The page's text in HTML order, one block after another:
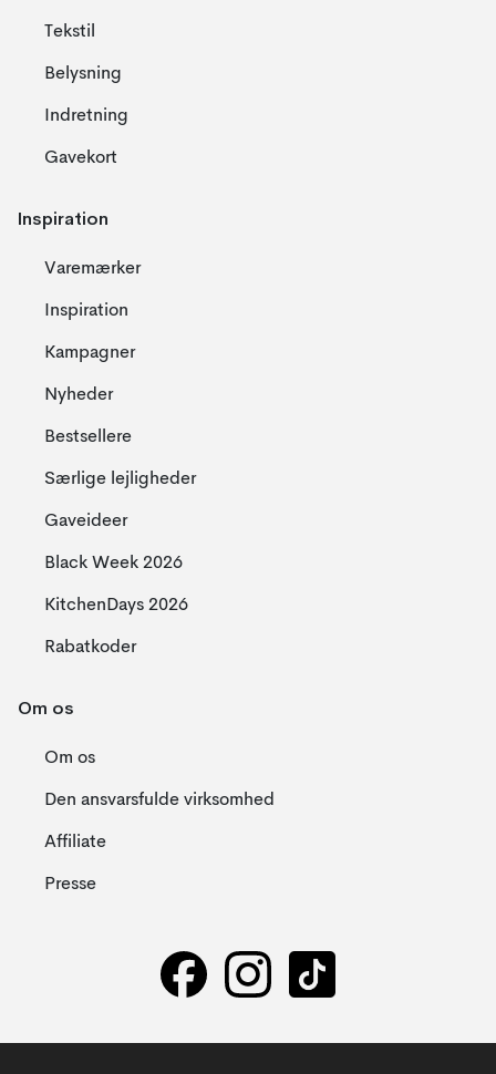
Tekstil
Belysning
Indretning
Gavekort
Inspiration
Varemærker
Inspiration
Kampagner
Nyheder
Bestsellere
Særlige lejligheder
Gaveideer
Black Week 2026
KitchenDays 2026
Rabatkoder
Om os
Om os
Den ansvarsfulde virksomhed
Affiliate
Presse